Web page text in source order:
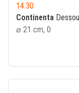
14.30
Continenta
⌀ 21 cm, 0